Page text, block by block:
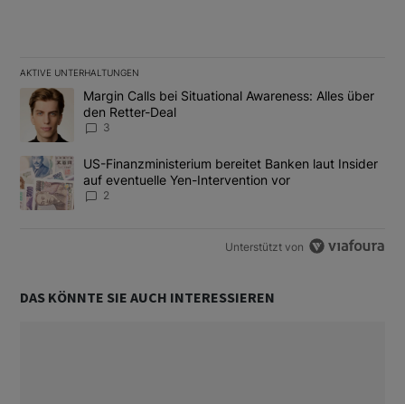
AKTIVE UNTERHALTUNGEN
Das Folgende ist eine Liste der am meisten kommentierten
Ein Trendartikel mit dem Titel "Margin Calls bei Situational
Margin Calls bei Situational Awareness: Alles über
den Retter-Deal
3
Ein Trendartikel mit dem Titel "US-Finanzministerium bereitet
US-Finanzministerium bereitet Banken laut Insider
auf eventuelle Yen-Intervention vor
2
Unterstützt von
DAS KÖNNTE SIE AUCH INTERESSIEREN